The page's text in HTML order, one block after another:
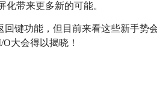
化带来更多新的可能。
回键功能，但目前来看这些新手势
大会得以揭晓！